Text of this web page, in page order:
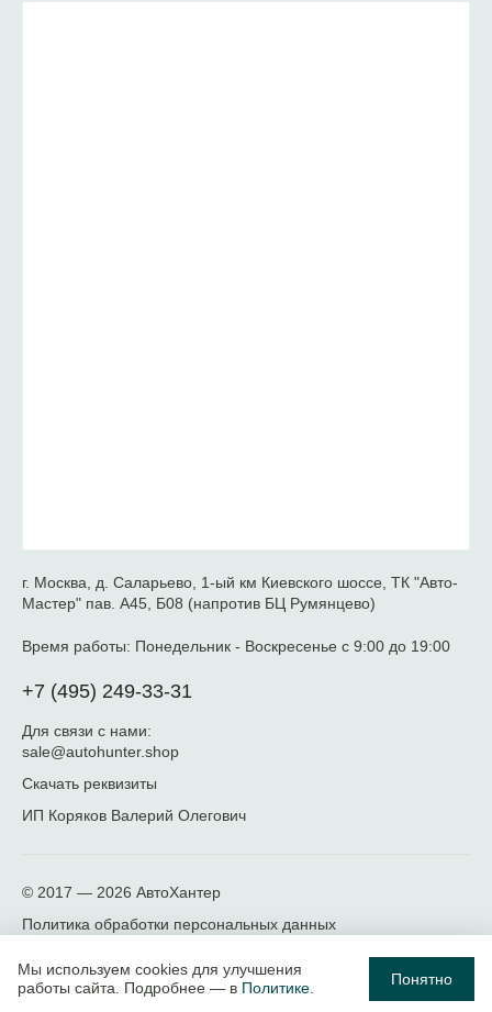
г. Москва, д. Саларьево, 1-ый км Киевского шоссе, ТК "Авто-
Мастер" пав. А45, Б08 (напротив БЦ Румянцево)
Время работы: Понедельник - Воскресенье с 9:00 до 19:00
+7 (495) 249-33-31
Для связи с нами:
sale@autohunter.shop
Скачать реквизиты
ИП Коряков Валерий Олегович
© 2017 — 2026 АвтоХантер
Политика обработки персональных данных
Мы используем cookies для улучшения
работы сайта. Подробнее — в Политике Понятно